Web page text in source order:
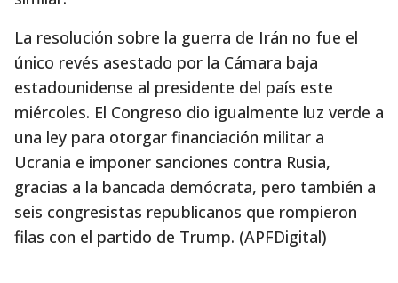
La resolución sobre la guerra de Irán no fue el
único revés asestado por la Cámara baja
estadounidense al presidente del país este
miércoles. El Congreso dio igualmente luz verde a
una ley para otorgar financiación militar a
Ucrania e imponer sanciones contra Rusia,
gracias a la bancada demócrata, pero también a
seis congresistas republicanos que rompieron
filas con el partido de Trump. (APFDigital)